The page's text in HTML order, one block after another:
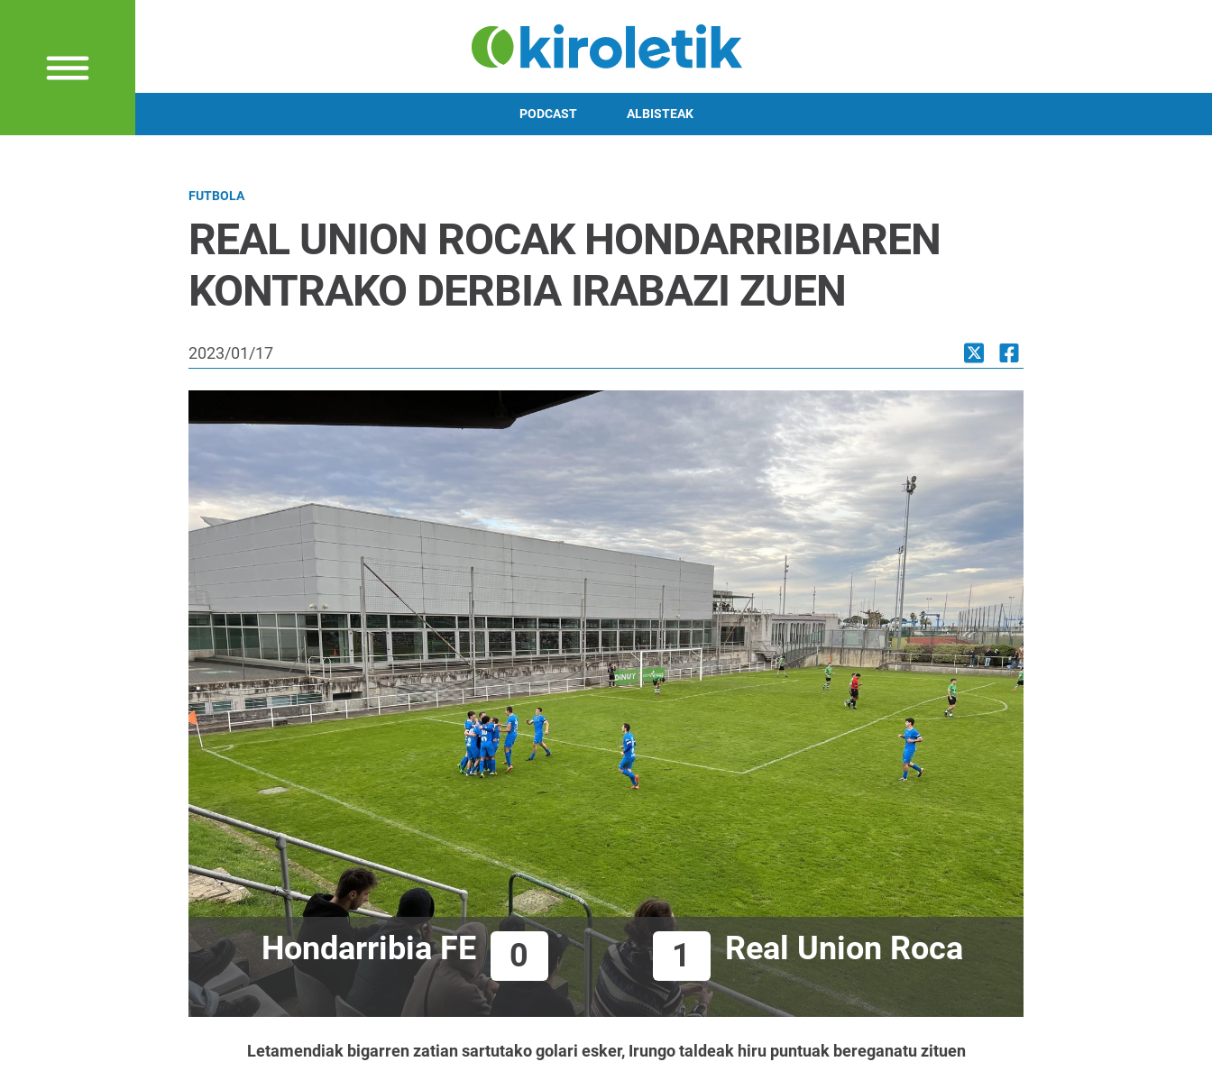
PODCAST ALBISTEAK
FUTBOLA
REAL UNION ROCAK HONDARRIBIAREN
KONTRAKO DERBIA IRABAZI ZUEN
2023/01/17
Hondarribia FE 0 1 Real Union Roca
Letamendiak bigarren zatian sartutako golari esker, Irungo taldeak hiru puntuak bereganatu zituen